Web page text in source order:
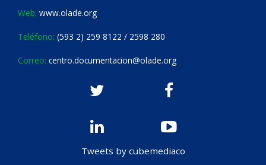
Web: www.olade.org
Teléfono: (593 2) 259 8122 / 2598 280
Correo: centro.documentacion@olade.org
Tweets by cubemediaco